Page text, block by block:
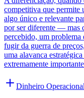
competitiva que permite
algo único e relevante
por ser diferente — mas
percebido, um problema
fugir da guerra de
uma alavanca
extremamente
Dinheiro Operacional